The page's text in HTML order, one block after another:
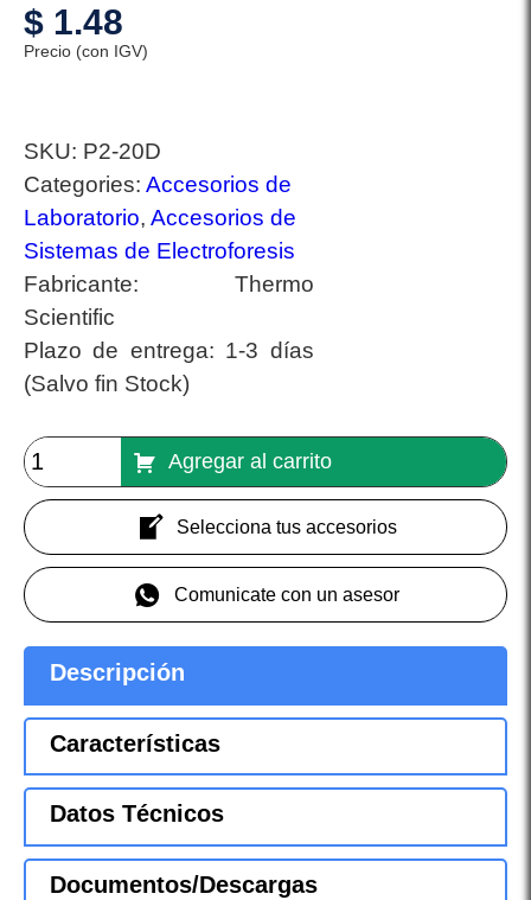
$ 1.48
Precio (con IGV)
SKU: P2-20D
Categories: Accesorios de
Laboratorio, Accesorios de
Sistemas de Electroforesis
Fabricante: Thermo
Scientific
Plazo de entrega: 1-3 días
(Salvo fin Stock)
Agregar al carrito
Selecciona tus accesorios
Comunicate con un asesor
Descripción
Características
Datos Técnicos
Documentos/Descargas